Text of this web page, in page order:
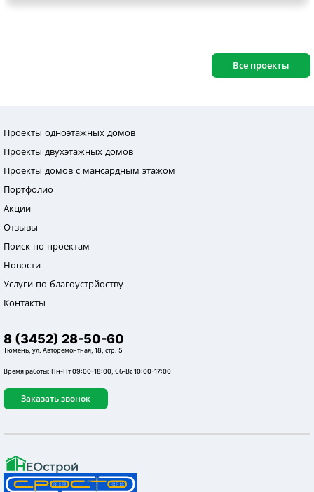
Все проекты
Проекты одноэтажных домов
Проекты двухэтажных домов
Проекты домов с мансардным этажом
Портфолио
Акции
Отзывы
Поиск по проектам
Новости
Услуги по благоустрйоству
Контакты
8 (3452) 28-50-60
Тюмень, ул. Авторемонтная, 18, стр. 5
Время работы: Пн-Пт 09:00-18:00, Сб-Вс 10:00-17:00
Заказать звонок